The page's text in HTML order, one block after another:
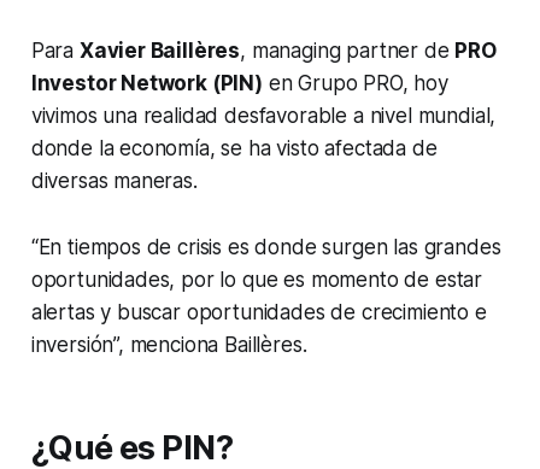
Para Xavier Baillères, managing partner de PRO
Investor Network (PIN) en Grupo PRO, hoy
vivimos una realidad desfavorable a nivel mundial,
donde la economía, se ha visto afectada de
diversas maneras.
“En tiempos de crisis es donde surgen las grandes
oportunidades, por lo que es momento de estar
alertas y buscar oportunidades de crecimiento e
inversión”, menciona Baillères.
¿Qué es PIN?